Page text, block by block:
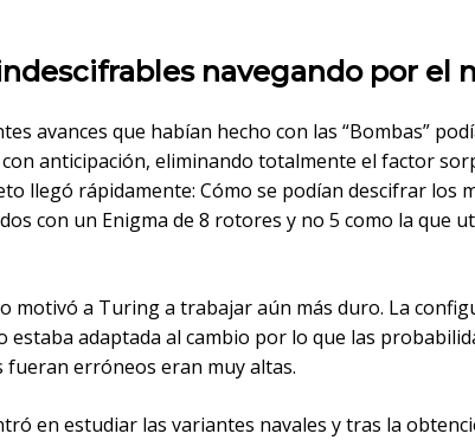
navegando por el
avances que habían hecho con las “Bombas”
anticipación, eliminando totalmente el factor
llegó rápidamente: Cómo se podían descifrar los
con un Enigma de 8 rotores y no 5 como la que
motivó a Turing a trabajar aún más duro. La
estaba adaptada al cambio por lo que las
fueran erróneos eran muy altas.
en estudiar las variantes navales y tras la